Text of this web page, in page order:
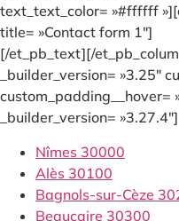
text_text_color= »#ffffff
title= »Contact form 1″]
[/et_pb_text][/
_builder_version= »3.25″
custom_padding__hover=
_builder_version= »3.27.4″]
Nîmes 30000
Alès 30100
Bagnols-sur-Cèze
Beaucaire 30300